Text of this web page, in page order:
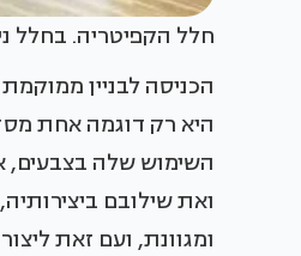
חלל הקפיטריה. בחלל
הכניסה לבניין
היא רק דוגמה אחת
השימוש שלה בצבעים,
ואת שילובם
ומגוונת, ועם זאת